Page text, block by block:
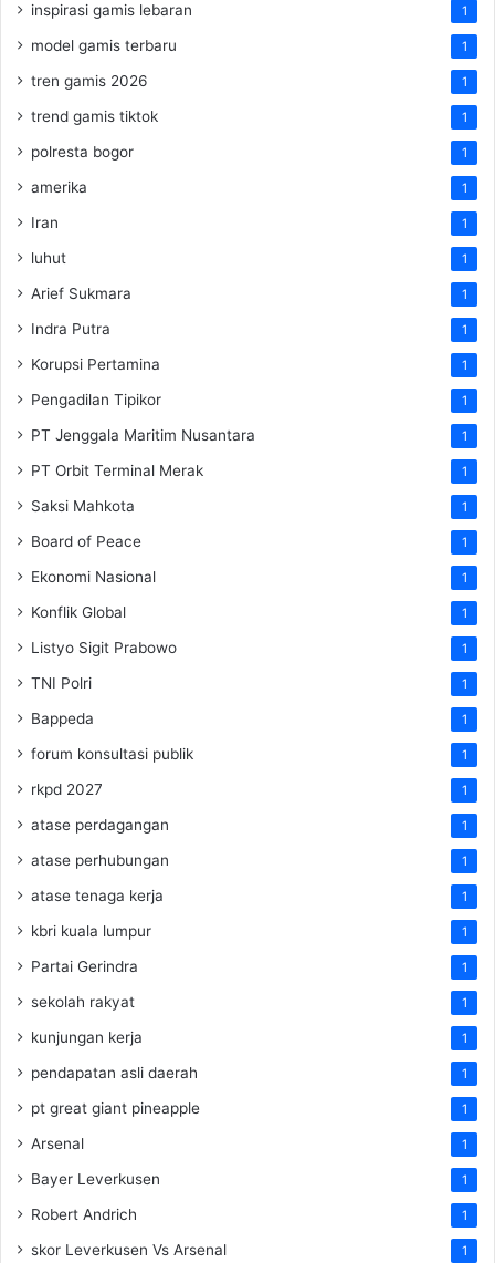
inspirasi gamis lebaran 1
model gamis terbaru 1
tren gamis 2026 1
trend gamis tiktok 1
polresta bogor 1
amerika 1
Iran 1
luhut 1
Arief Sukmara 1
Indra Putra 1
Korupsi Pertamina 1
Pengadilan Tipikor 1
PT Jenggala Maritim Nusantara 1
PT Orbit Terminal Merak 1
Saksi Mahkota 1
Board of Peace 1
Ekonomi Nasional 1
Konflik Global 1
Listyo Sigit Prabowo 1
TNI Polri 1
Bappeda 1
forum konsultasi publik 1
rkpd 2027 1
atase perdagangan 1
atase perhubungan 1
atase tenaga kerja 1
kbri kuala lumpur 1
Partai Gerindra 1
sekolah rakyat 1
kunjungan kerja 1
pendapatan asli daerah 1
pt great giant pineapple 1
Arsenal 1
Bayer Leverkusen 1
Robert Andrich 1
skor Leverkusen Vs Arsenal 1